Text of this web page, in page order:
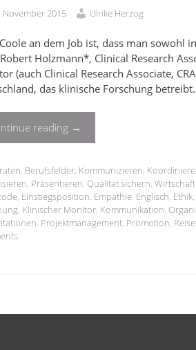
November 2015 Ulrike Herzog
an dem Job ist, dass man
Holzmann*, Clinical Research
(auch Clinical Research Associate,
das klinische Forschung
reading →
, Berufsfelder, Kommunizieren,
, Präsentieren, Qualität sichern, Wirtschaft
, Einstiegsposition, Empathie, Englisch, Ethik,
, Klinischer Monitor, Kommunikation,
, Projektmanagement, Promotion,